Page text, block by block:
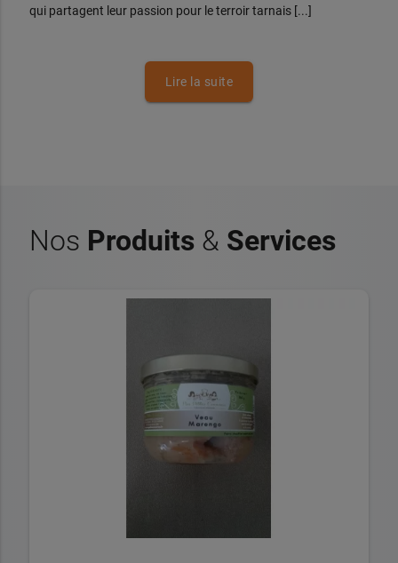
qui partagent leur passion pour le terroir tarnais [...]
Lire la suite
Nos Produits& Services